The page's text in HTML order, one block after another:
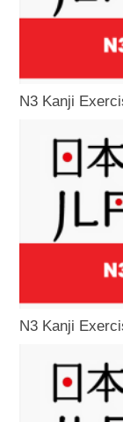
N3 Kanji
N3 Kanji